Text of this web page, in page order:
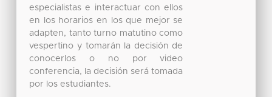
especialistas e interactuar con ellos
en los horarios en los que mejor se
adapten, tanto turno matutino como
vespertino y tomarán la decisión de
conocerlos o no por video
conferencia, la decisión será tomada
por los estudiantes.